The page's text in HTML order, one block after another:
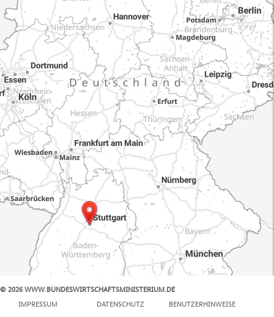
© 2026 WWW.BUNDESWIRTSCHAFTSMINISTERIUM.DE
IMPRESSUM
DATENSCHUTZ BENUTZERHINWEISE